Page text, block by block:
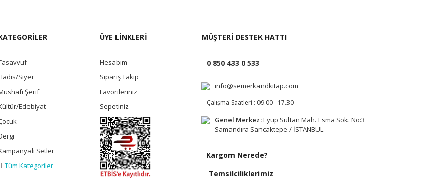
Siyer
Şerif
Edebiyat
Setler
Tüm Kategoriler
ÜYE LİNKLERİ
Hesabım
Sipariş Takip
Favorileriniz
Sepetiniz
MÜŞTERİ DESTEK HATTI
0 850 433 0 533
info@semerkandkitap.com
Çalışma Saatleri : 09.00 - 17.30
Genel Merkez:Eyüp Sultan Mah. Esma Sok. No:3
Samandıra Sancaktepe / İSTANBUL
Kargom Nerede?
Temsilciliklerimiz